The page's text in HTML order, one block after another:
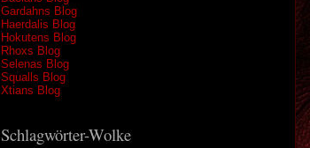
Gardahns Blog
Haerdalis Blog
Hokutens Blog
Rhoxs Blog
Selenas Blog
Squalls Blog
Xtians Blog
Schlagwörter-Wolke